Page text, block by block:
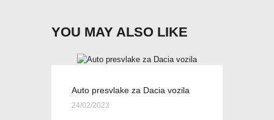
YOU MAY ALSO LIKE
Auto presvlake za Dacia vozila
24/02/2023